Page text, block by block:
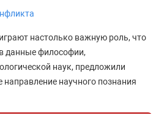
настолько важную роль, что
данные философии,
наук, предложили
направление научного познания